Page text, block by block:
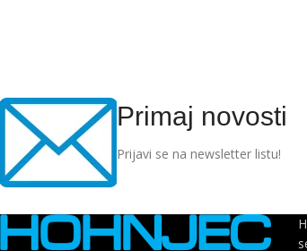
Primaj novosti
Prijavi se na newsletter listu!